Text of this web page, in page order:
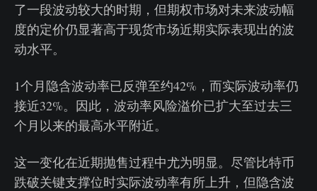
了一段波动较大的时期，但期权市场对未来波动幅
度的定价仍显著高于现货市场近期实际表现出的波
动水平。
1个月隐含波动率已反弹至约42%，而实际波动率仍
接近32%。因此，波动率风险溢价已扩大至过去三
个月以来的最高水平附近。
这一变化在近期抛售过程中尤为明显。尽管比特币
跌破关键支撑位时实际波动率有所上升，但隐含波